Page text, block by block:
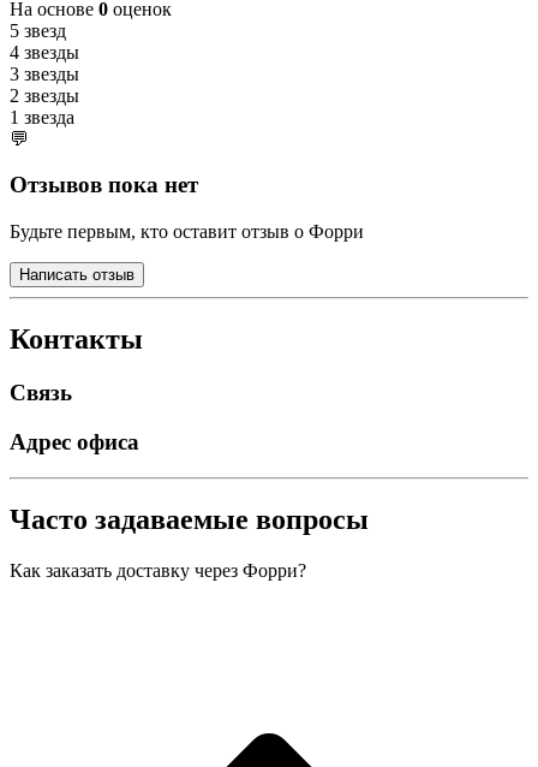
На основе 0 оценок
5 звезд
4 звезды
3 звезды
2 звезды
1 звезда
💬
Отзывов пока нет
Будьте первым, кто оставит отзыв о Форри
Написать отзыв
Контакты
Связь
Адрес офиса
Часто задаваемые вопросы
Как заказать доставку через Форри?